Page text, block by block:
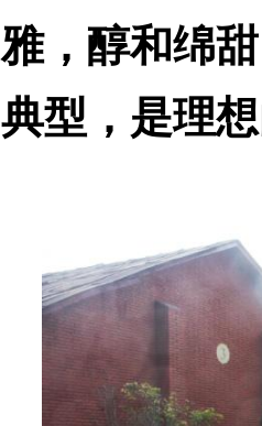
雅，醇和绵
典型，是理